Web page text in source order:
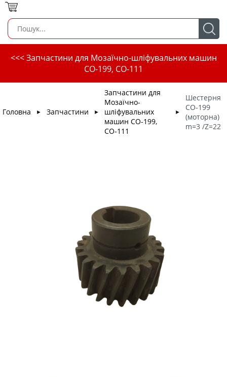
<<< Запчастини для Мозаїчно-шліфувальних машин
СО-199, СО-111
Головна ► Запчастини ►
Запчастини для
Мозаїчно-
шліфувальних
машин СО-199,
СО-111
►
Шестерня
СО-199
(моторна)
m=3 /Z=22